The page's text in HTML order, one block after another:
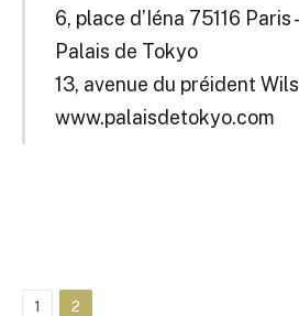
6, place d’Iéna 75116
Palais de Tokyo
13, avenue du préident
www.palaisdetokyo.com
1 2